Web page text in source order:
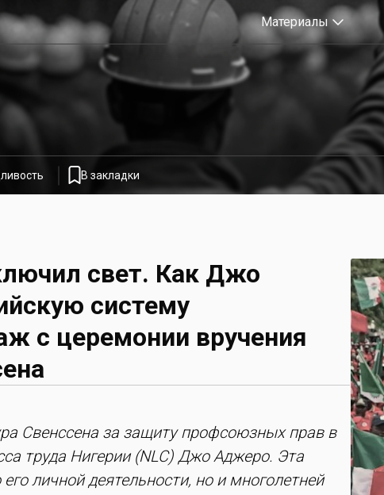
Материалы
В закладки
свет. Как Джо
систему
с церемонии вручения
Свенссена за защиту профсоюзных прав в
труда Нигерии (NLC) Джо Аджеро. Эта
личной деятельности, но и многолетней